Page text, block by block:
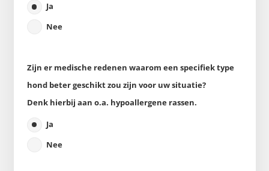
Ja
Nee
Zijn er medische redenen waarom een specifiek type
hond beter geschikt zou zijn voor uw situatie?
Denk hierbij aan o.a. hypoallergene rassen.
Ja
Nee